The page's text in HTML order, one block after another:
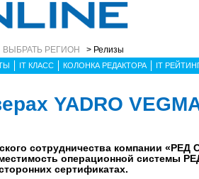
ВЫБРАТЬ РЕГИОН > Релизы
IT КЛАСС КОЛОНКА РЕДАКТОРА IT
YADRO
сотрудничества компании
операционной системы
сертификатах.